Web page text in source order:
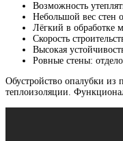
Возможность
Небольшой вес стен
Лёгкий в обработке
Скорость
Высокая
Ровные стены:
Обустройство опалубки
теплоизоляции.